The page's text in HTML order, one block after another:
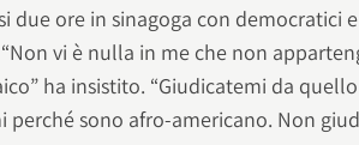
due ore in sinagoga con democratici
vi è nulla in me che non
ha insistito. “Giudicatemi da
perché sono afro-americano. Non